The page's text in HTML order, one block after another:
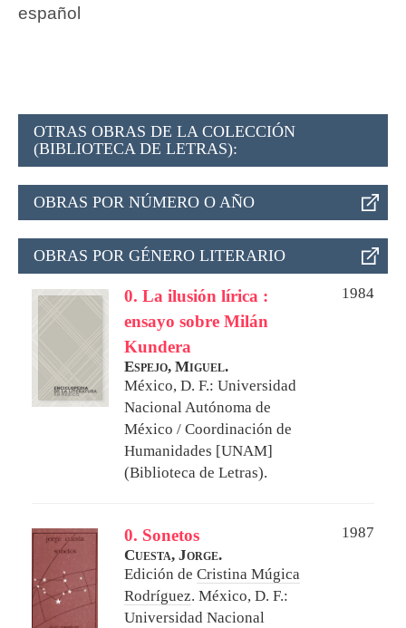
español
OTRAS OBRAS DE LA COLECCIÓN
(BIBLIOTECA DE LETRAS):
OBRAS POR NÚMERO O AÑO
OBRAS POR GÉNERO LITERARIO
0. La ilusión lírica :
ensayo sobre Milán
Kundera
1984
Espejo, Miguel.
México, D. F.: Universidad
Nacional Autónoma de
México / Coordinación de
Humanidades [UNAM]
(Biblioteca de Letras).
0. Sonetos
1987
Cuesta, Jorge.
Edición de Cristina Múgica
Rodríguez. México, D. F.:
Universidad Nacional